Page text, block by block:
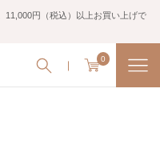
11,000円（税込）以上お買い上げで
0